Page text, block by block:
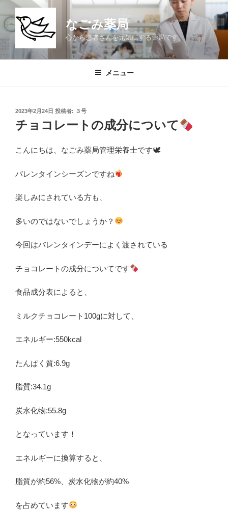
ン
テ
なごみ薬局
心から患者さんを元気にする薬局です。
メニュー
投
日:
2023年2月24日 投稿者: ３号
チョコレートの成分について
こんにちは、なごみ薬局管理栄養士です🕊
バレンタインシーズンですね
楽しみにされている方も、
多いのではないでしょうか？
今回はバレンタインデーによく渡されている
チョコレートの成分についてです
食品成分表によると、
ミルクチョコレート100gに対して、
エネルギー:550kcal
たんぱく質:6.9g
脂質:34.1g
炭水化物:55.8g
となっています！
エネルギーに換算すると、
脂質が約56%、炭水化物が約40%
を占めています